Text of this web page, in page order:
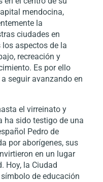
mendocina,
la
ciudades en
aspectos de la
recreación y
Es por ello
seguir avanzando en
el virreinato y
ha sido testigo de una
Pedro de
por aborígenes, sus
en un lugar
Hoy, la Ciudad
de educación